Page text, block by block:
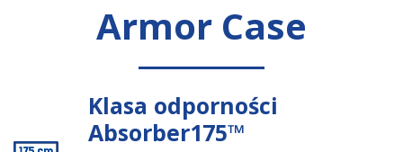
Armor Case
Klasa odporności
Absorber175™